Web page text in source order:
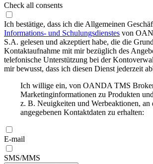
Check all consents
Ich bestätige, dass ich die Allgemeinen
Informations- und Schulungsdienstes von
S.A. gelesen und akzeptiert habe, die die
Kontaktaufnahme mit mir bezüglich des
telefonische Unterstützung bei der
mir bewusst, dass ich diesen Dienst jederzeit
Ich willige ein, von OANDA TMS
Marketinginformationen zu Produkten
z. B. Neuigkeiten und Werbeaktionen, an
angegebenen Kontaktdaten zu erhalten:
E-mail
SMS/MMS